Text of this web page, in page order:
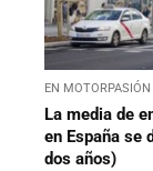
EN MOTORPASIÓN
La media de
en España se
dos años)